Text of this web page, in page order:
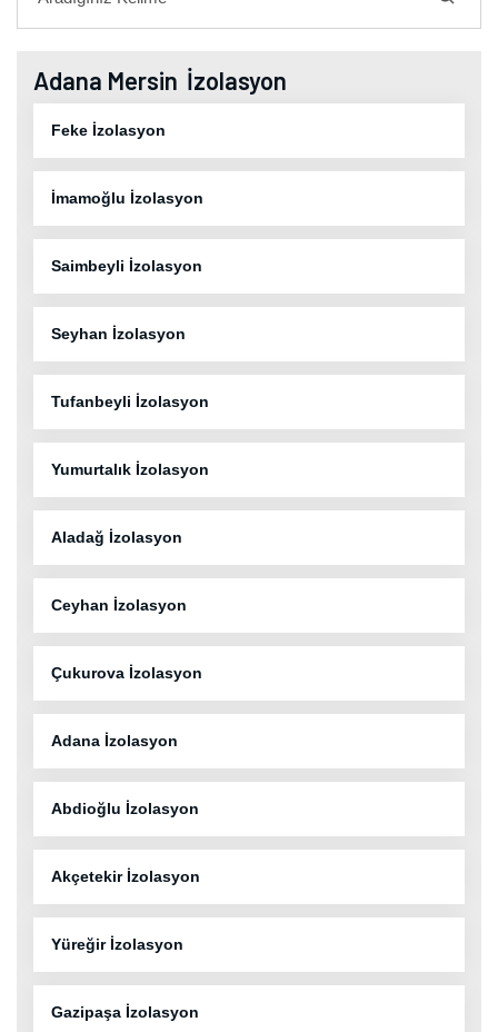
Adana Mersin İzolasyon
Feke İzolasyon
İmamoğlu İzolasyon
Saimbeyli İzolasyon
Seyhan İzolasyon
Tufanbeyli İzolasyon
Yumurtalık İzolasyon
Aladağ İzolasyon
Ceyhan İzolasyon
Çukurova İzolasyon
Adana İzolasyon
Abdioğlu İzolasyon
Akçetekir İzolasyon
Yüreğir İzolasyon
Gazipaşa İzolasyon